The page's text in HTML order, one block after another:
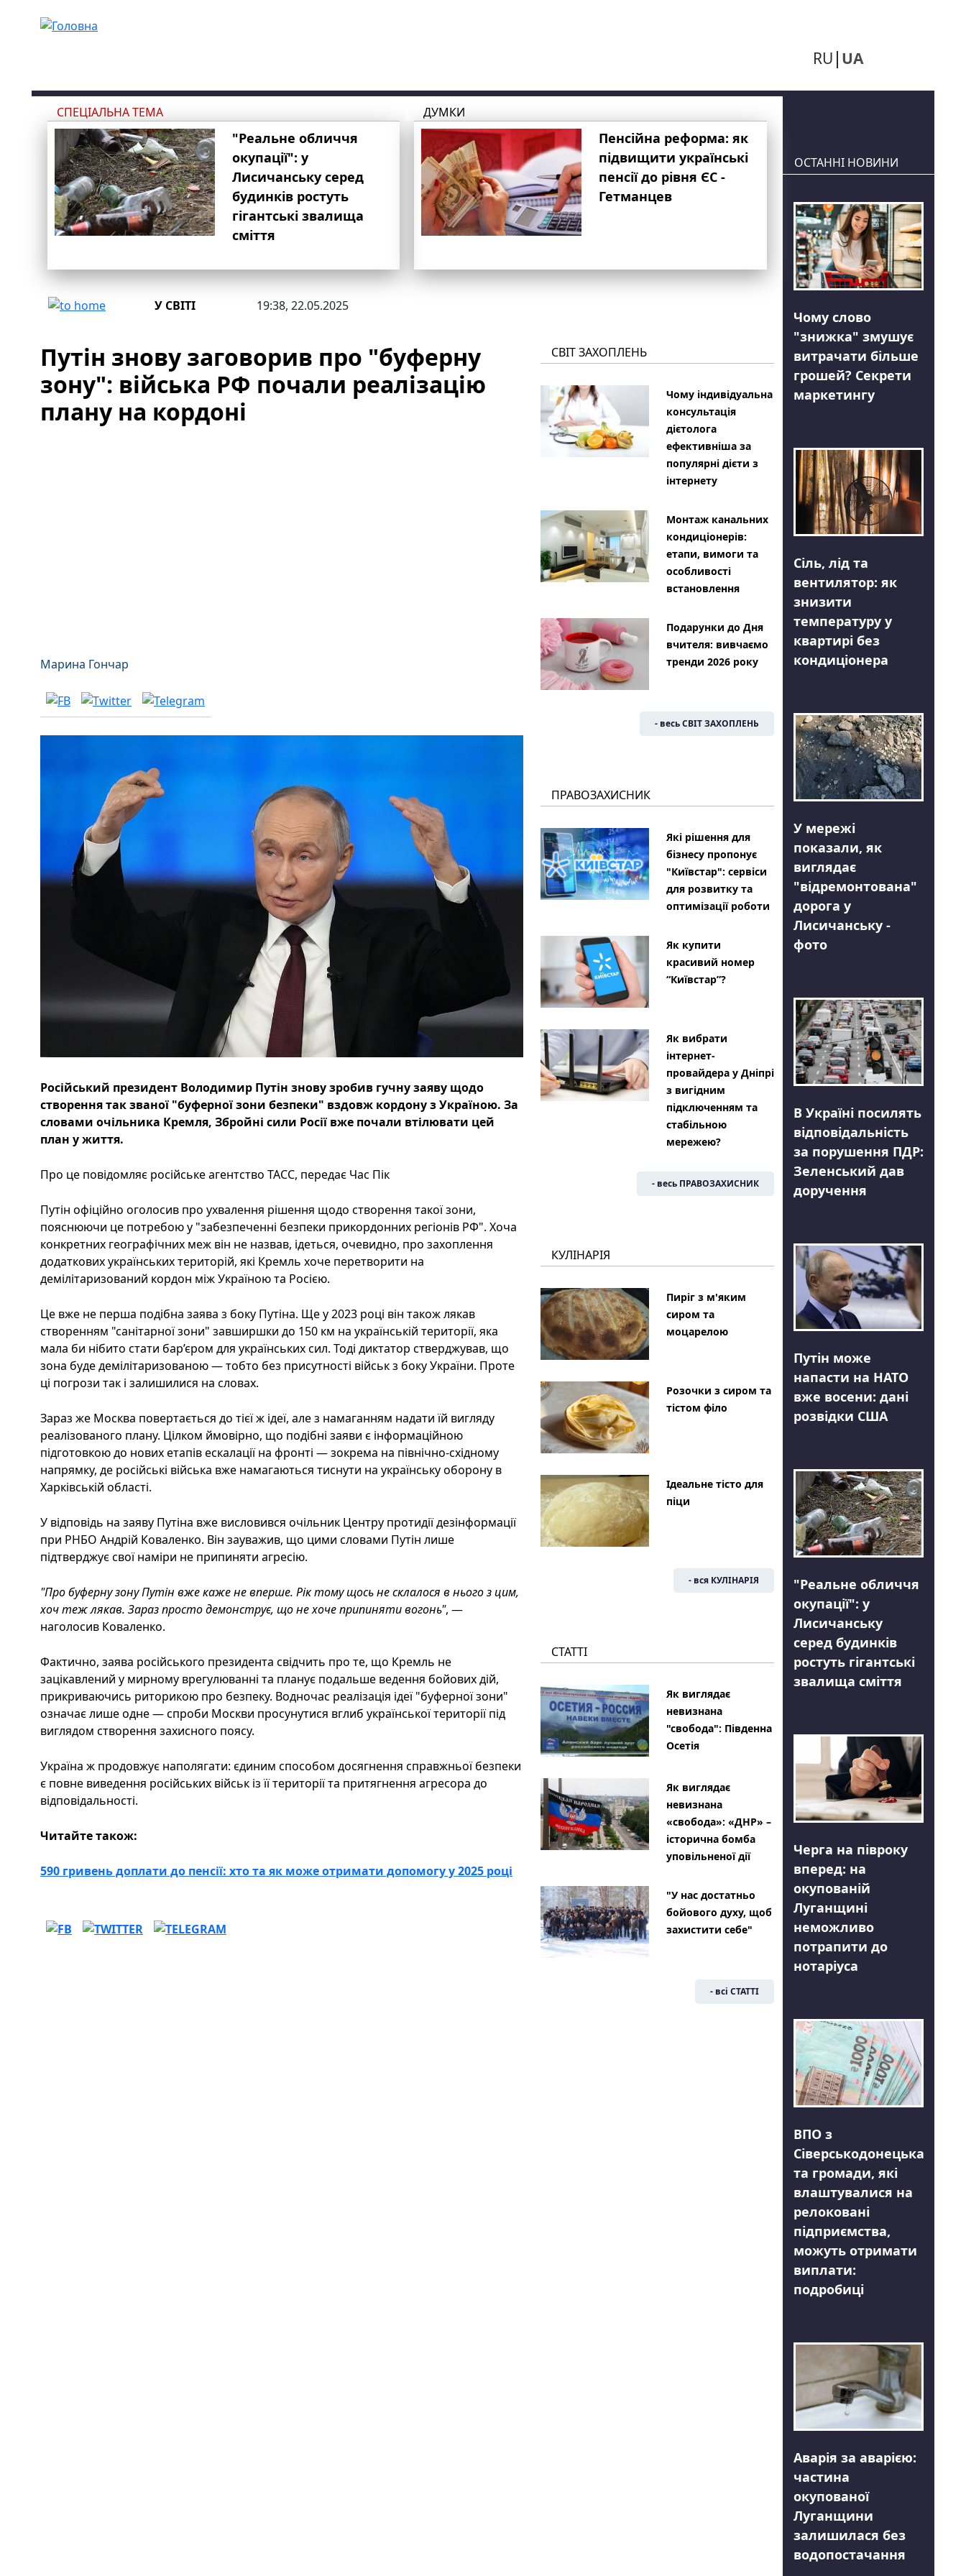
RU UA
СПЕЦІАЛЬНА ТЕМА
"Реальне обличчя
окупації": у
Лисичанську серед
будинків ростуть
гігантські звалища
сміття
ДУМКИ
Пенсійна реформа: як
підвищити українські
пенсії до рівня ЄС -
Гетманцев
У СВІТІ 19:38, 22.05.2025
Путін знову заговорив про "буферну
зону": війська РФ почали реалізацію
плану на кордоні
Марина Гончар
Російський президент Володимир Путін знову зробив гучну заяву щодо
створення так званої "буферної зони безпеки" вздовж кордону з Україною. За
словами очільника Кремля, Збройні сили Росії вже почали втілювати цей
план у життя.
Про це повідомляє російське агентство ТАСС, передає Час Пік
Путін офіційно оголосив про ухвалення рішення щодо створення такої зони,
пояснюючи це потребою у "забезпеченні безпеки прикордонних регіонів РФ". Хоча
конкретних географічних меж він не назвав, ідеться, очевидно, про захоплення
додаткових українських територій, які Кремль хоче перетворити на
демілітаризований кордон між Україною та Росією.
Це вже не перша подібна заява з боку Путіна. Ще у 2023 році він також лякав
створенням "санітарної зони" завширшки до 150 км на українській території, яка
мала би нібито стати бар’єром для українських сил. Тоді диктатор стверджував, що
зона буде демілітаризованою — тобто без присутності військ з боку України. Проте
ці погрози так і залишилися на словах.
Зараз же Москва повертається до тієї ж ідеї, але з намаганням надати їй вигляду
реалізованого плану. Цілком ймовірно, що подібні заяви є інформаційною
підготовкою до нових етапів ескалації на фронті — зокрема на північно-східному
напрямку, де російські війська вже намагаються тиснути на українську оборону в
Харківській області.
У відповідь на заяву Путіна вже висловився очільник Центру протидії дезінформації
при РНБО Андрій Коваленко. Він зауважив, що цими словами Путін лише
підтверджує свої наміри не припиняти агресію.
"Про буферну зону Путін вже каже не вперше. Рік тому щось не склалося в нього з цим,
хоч теж лякав. Зараз просто демонструє, що не хоче припиняти вогонь", —
наголосив Коваленко.
Фактично, заява російського президента свідчить про те, що Кремль не
зацікавлений у мирному врегулюванні та планує подальше ведення бойових дій,
прикриваючись риторикою про безпеку. Водночас реалізація ідеї "буферної зони"
означає лише одне — спроби Москви просунутися вглиб української території під
виглядом створення захисного поясу.
Україна ж продовжує наполягати: єдиним способом досягнення справжньої безпеки
є повне виведення російських військ із її території та притягнення агресора до
відповідальності.
Читайте також:
590 гривень доплати до пенсії: хто та як може отримати допомогу у 2025 році
СВІТ ЗАХОПЛЕНЬ
Чому індивідуальна
консультація
дієтолога
ефективніша за
популярні дієти з
інтернету
Монтаж канальних
кондиціонерів:
етапи, вимоги та
особливості
встановлення
Подарунки до Дня
вчителя: вивчаємо
тренди 2026 року
- весь СВІТ ЗАХОПЛЕНЬ
ПРАВОЗАХИСНИК
Які рішення для
бізнесу пропонує
"Київстар": сервіси
для розвитку та
оптимізації роботи
Як купити
красивий номер
“Київстар”?
Як вибрати
інтернет-
провайдера у Дніпрі
з вигідним
підключенням та
стабільною
мережею?
- весь ПРАВОЗАХИСНИК
КУЛІНАРІЯ
Пиріг з м'яким
сиром та
моцарелою
Розочки з сиром та
тістом філо
Ідеальне тісто для
піци
- вся КУЛІНАРІЯ
СТАТТІ
Як виглядає
невизнана
"свобода": Південна
Осетія
Як виглядає
невизнана
«свобода»: «ДНР» –
історична бомба
уповільненої дії
"У нас достатньо
бойового духу, щоб
захистити себе"
- всі СТАТТІ
ОСТАННІ НОВИНИ
Чому слово
"знижка" змушує
витрачати більше
грошей? Секрети
маркетингу
Сіль, лід та
вентилятор: як
знизити
температуру у
квартирі без
кондиціонера
У мережі
показали, як
виглядає
"відремонтована"
дорога у
Лисичанську -
фото
В Україні посилять
відповідальність
за порушення ПДР:
Зеленський дав
доручення
Путін може
напасти на НАТО
вже восени: дані
розвідки США
"Реальне обличчя
окупації": у
Лисичанську
серед будинків
ростуть гігантські
звалища сміття
Черга на півроку
вперед: на
окупованій
Луганщині
неможливо
потрапити до
нотаріуса
ВПО з
Сіверськодонецька
та громади, які
влаштувалися на
релоковані
підприємства,
можуть отримати
виплати:
подробиці
Аварія за аварією:
частина
окупованої
Луганщини
залишилася без
водопостачання